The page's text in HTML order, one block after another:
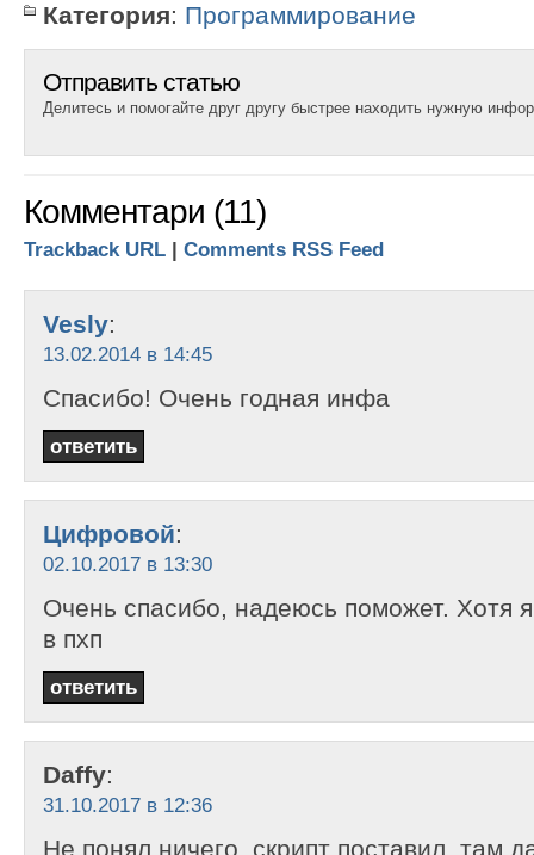
Категория: Программирование
Отправить статью
Делитесь и помогайте друг другу быстрее находить нужную
Комментари (11)
Trackback URL | Comments RSS Feed
Vesly:
13.02.2014 в 14:45
Спасибо! Очень годная инфа
ответить
Цифровой:
02.10.2017 в 13:30
Очень спасибо, надеюсь поможет. Хотя
в пхп
ответить
Daffy:
31.10.2017 в 12:36
Не понял ничего, скрипт поставил, там